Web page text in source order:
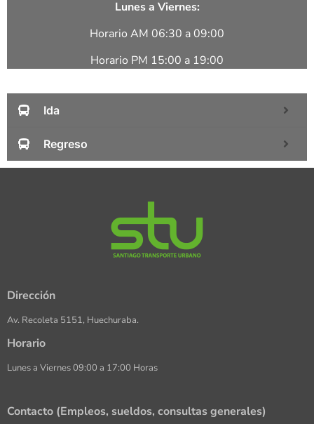
Lunes a Viernes:
Horario AM 06:30 a 09:00
Horario PM 15:00 a 19:00
Ida
Regreso
Dirección
Av. Recoleta 5151, Huechuraba.
Horario
Lunes a Viernes 09:00 a 17:00 Horas
Contacto (Empleos, sueldos, consultas generales)